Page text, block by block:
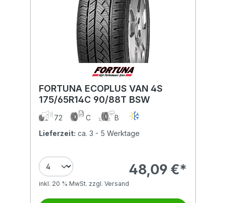
FORTUNA ECOPLUS VAN 4S
175/65R14C 90/88T BSW
72 C
B
Lieferzeit: ca. 3 - 5 Werktage
48,09 €*
inkl. 20 % MwSt. zzgl. Versand